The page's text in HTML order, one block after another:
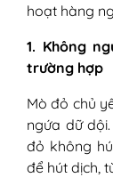
hoạt hàng
1. Không
trường hợp
Mò đỏ chủ
ngứa dữ
đỏ không
để hút dịch,